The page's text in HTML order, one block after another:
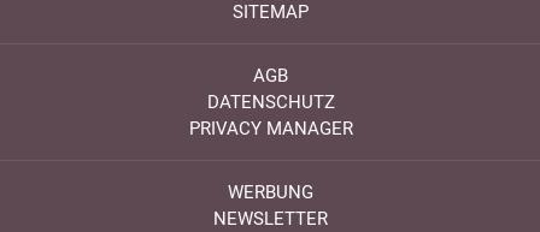
SITEMAP
AGB
DATENSCHUTZ
PRIVACY MANAGER
WERBUNG
NEWSLETTER